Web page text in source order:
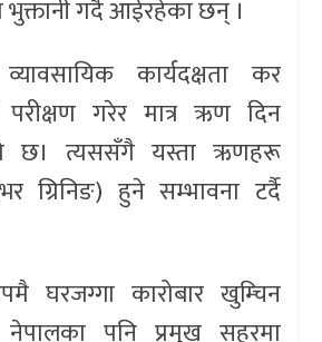
गर्दै आईरहेका छन् ।
कार्यदक्षता कर
परीक्षण गरेर मात्र ऋण दिन
छ। त्यससँगै यस्ता ऋणहरू
ग्रिनिङ) हुने सम्भावना टर्दै
घरजग्गा कारोबार खुम्चिन